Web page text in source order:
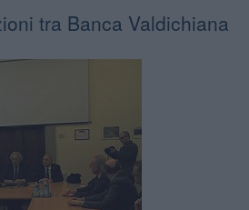
tra Banca Valdichiana